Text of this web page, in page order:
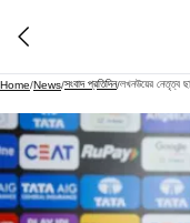
Home/News/সংবাদ প্রতিদিন/লখনউয়ের নেতৃত্ব